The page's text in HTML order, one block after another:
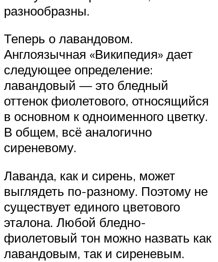
разнообразны.
Теперь о лавандовом.
Англоязычная «Википедия» дает
следующее определение:
лавандовый — это бледный
оттенок фиолетового, относящийся
в основном к одноименного цветку.
В общем, всё аналогично
сиреневому.
Лаванда, как и сирень, может
выглядеть по-разному. Поэтому не
существует единого цветового
эталона. Любой бледно-
фиолетовый тон можно назвать как
лавандовым, так и сиреневым.